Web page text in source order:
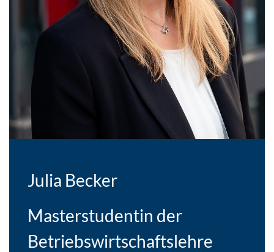
Julia Becker
Masterstudentin der
Betriebswirtschaftslehre